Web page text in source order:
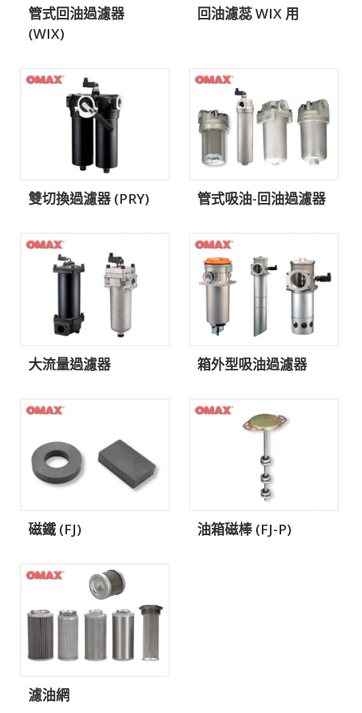
管式回油過濾器
(WIX)
回油濾蕊 WIX 用
雙切換過濾器 (PRY) 管式吸油-回油過濾器
大流量過濾器 箱外型吸油過濾器
磁鐵 (FJ) 油箱磁棒 (FJ-P)
濾油網